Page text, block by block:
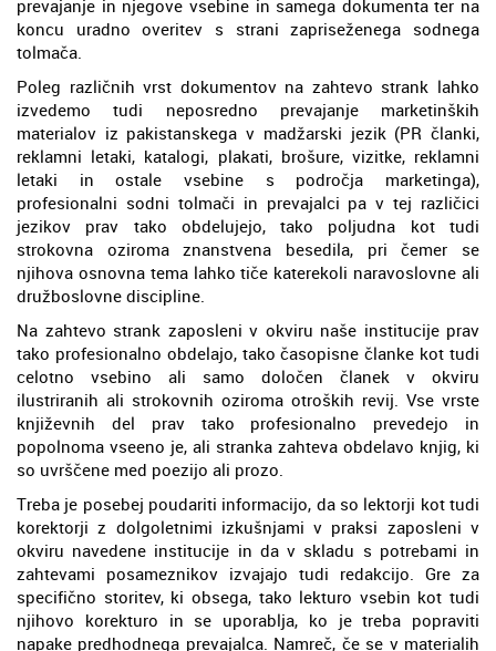
prevajanje in njegove vsebine in samega dokumenta ter na
koncu uradno overitev s strani zapriseženega sodnega
tolmača.
Poleg različnih vrst dokumentov na zahtevo strank lahko
izvedemo tudi neposredno prevajanje marketinških
materialov iz pakistanskega v madžarski jezik (PR članki,
reklamni letaki, katalogi, plakati, brošure, vizitke, reklamni
letaki in ostale vsebine s področja marketinga),
profesionalni sodni tolmači in prevajalci pa v tej različici
jezikov prav tako obdelujejo, tako poljudna kot tudi
strokovna oziroma znanstvena besedila, pri čemer se
njihova osnovna tema lahko tiče katerekoli naravoslovne ali
družboslovne discipline.
Na zahtevo strank zaposleni v okviru naše institucije prav
tako profesionalno obdelajo, tako časopisne članke kot tudi
celotno vsebino ali samo določen članek v okviru
ilustriranih ali strokovnih oziroma otroških revij. Vse vrste
književnih del prav tako profesionalno prevedejo in
popolnoma vseeno je, ali stranka zahteva obdelavo knjig, ki
so uvrščene med poezijo ali prozo.
Treba je posebej poudariti informacijo, da so lektorji kot tudi
korektorji z dolgoletnimi izkušnjami v praksi zaposleni v
okviru navedene institucije in da v skladu s potrebami in
zahtevami posameznikov izvajajo tudi redakcijo. Gre za
specifično storitev, ki obsega, tako lekturo vsebin kot tudi
njihovo korekturo in se uporablja, ko je treba popraviti
napake predhodnega prevajalca. Namreč, če se v materialih